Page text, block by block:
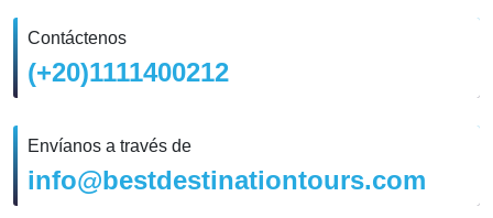
Contáctenos
(+20)1111400212
Envíanos a través de
info@bestdestinationtours.com